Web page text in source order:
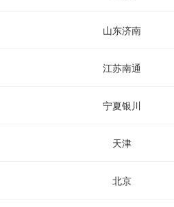
山东济南
江苏南通
宁夏银川
天津
北京